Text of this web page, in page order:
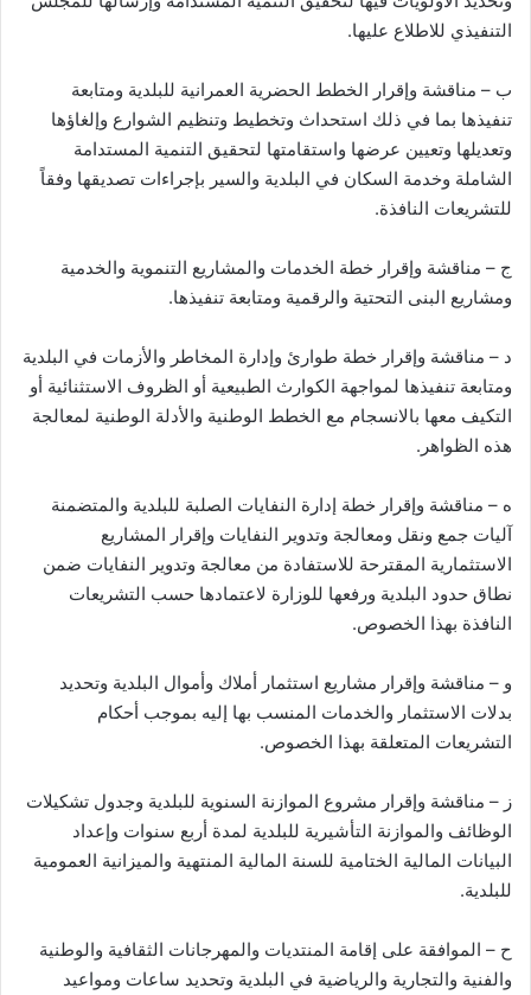
التنفيذي للاطلاع عليها.
ب – مناقشة وإقرار الخطط الحضرية العمرانية للبلدية ومتابعة
تنفيذها بما في ذلك استحداث وتخطيط وتنظيم الشوارع وإلغاؤها
وتعديلها وتعيين عرضها واستقامتها لتحقيق التنمية المستدامة
الشاملة وخدمة السكان في البلدية والسير بإجراءات تصديقها وفقاً
للتشريعات النافذة.
ج – مناقشة وإقرار خطة الخدمات والمشاريع التنموية والخدمية
ومشاريع البنى التحتية والرقمية ومتابعة تنفيذها.
د – مناقشة وإقرار خطة طوارئ وإدارة المخاطر والأزمات في البلدية
ومتابعة تنفيذها لمواجهة الكوارث الطبيعية أو الظروف الاستثنائية أو
التكيف معها بالانسجام مع الخطط الوطنية والأدلة الوطنية لمعالجة
هذه الظواهر.
ه – مناقشة وإقرار خطة إدارة النفايات الصلبة للبلدية والمتضمنة
آليات جمع ونقل ومعالجة وتدوير النفايات وإقرار المشاريع
الاستثمارية المقترحة للاستفادة من معالجة وتدوير النفايات ضمن
نطاق حدود البلدية ورفعها للوزارة لاعتمادها حسب التشريعات
النافذة بهذا الخصوص.
و – مناقشة وإقرار مشاريع استثمار أملاك وأموال البلدية وتحديد
بدلات الاستثمار والخدمات المنسب بها إليه بموجب أحكام
التشريعات المتعلقة بهذا الخصوص.
ز – مناقشة وإقرار مشروع الموازنة السنوية للبلدية وجدول تشكيلات
الوظائف والموازنة التأشيرية للبلدية لمدة أربع سنوات وإعداد
البيانات المالية الختامية للسنة المالية المنتهية والميزانية العمومية
للبلدية.
ح – الموافقة على إقامة المنتديات والمهرجانات الثقافية والوطنية
والفنية والتجارية والرياضية في البلدية وتحديد ساعات ومواعيد